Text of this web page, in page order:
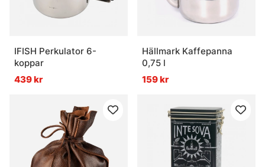
IFISH Perkulator 6-
koppar
439 kr
Hällmark Kaffepanna
0,75 l
159 kr